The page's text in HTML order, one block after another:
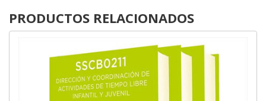
PRODUCTOS RELACIONADOS